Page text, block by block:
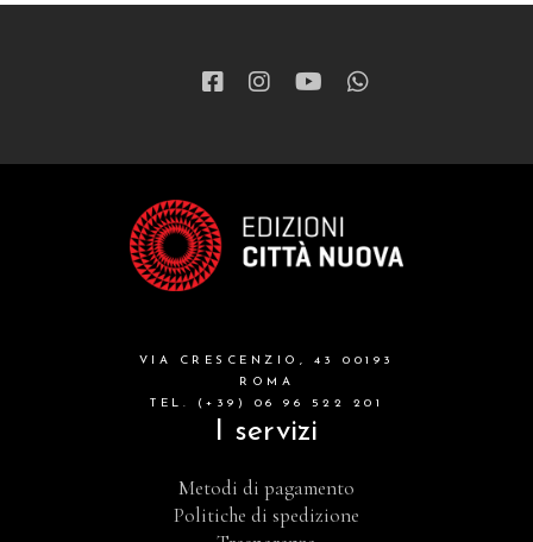
VIA CRESCENZIO, 43 00193
ROMA
TEL. (+39) 06 96 522 201
I servizi
Metodi di pagamento
Politiche di spedizione